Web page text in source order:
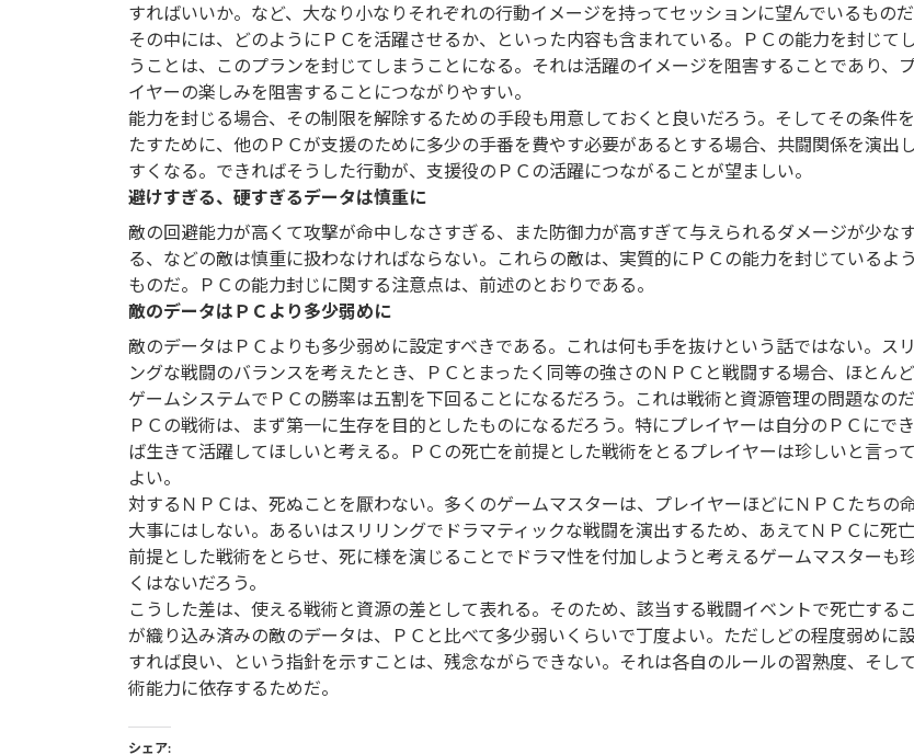
すればいいか。など、大なり小なりそれぞれの行動イメージを持ってセッションに望んでいるものだ
その中には、どのようにＰＣを活躍させるか、といった内容も含まれている。ＰＣの能力を封じて
うことは、このプランを封じてしまうことになる。それは活躍のイメージを阻害することであり、
イヤーの楽しみを阻害することにつながりやすい。
能力を封じる場合、その制限を解除するための手段も用意しておくと良いだろう。そしてその条件
たすために、他のＰＣが支援のために多少の手番を費やす必要があるとする場合、共闘関係を演出
すくなる。できればそうした行動が、支援役のＰＣの活躍につながることが望ましい。
避けすぎる、硬すぎるデータは慎重に
敵の回避能力が高くて攻撃が命中しなさすぎる、また防御力が高すぎて与えられるダメージが少な
る、などの敵は慎重に扱わなければならない。これらの敵は、実質的にＰＣの能力を封じているよ
ものだ。ＰＣの能力封じに関する注意点は、前述のとおりである。
敵のデータはＰＣより多少弱めに
敵のデータはＰＣよりも多少弱めに設定すべきである。これは何も手を抜けという話ではない。ス
ングな戦闘のバランスを考えたとき、ＰＣとまったく同等の強さのＮＰＣと戦闘する場合、ほとん
ゲームシステムでＰＣの勝率は五割を下回ることになるだろう。これは戦術と資源管理の問題なのだ
ＰＣの戦術は、まず第一に生存を目的としたものになるだろう。特にプレイヤーは自分のＰＣにで
ば生きて活躍してほしいと考える。ＰＣの死亡を前提とした戦術をとるプレイヤーは珍しいと言っ
よい。
対するＮＰＣは、死ぬことを厭わない。多くのゲームマスターは、プレイヤーほどにＮＰＣたちの
大事にはしない。あるいはスリリングでドラマティックな戦闘を演出するため、あえてＮＰＣに死
前提とした戦術をとらせ、死に様を演じることでドラマ性を付加しようと考えるゲームマスターも
くはないだろう。
こうした差は、使える戦術と資源の差として表れる。そのため、該当する戦闘イベントで死亡する
が織り込み済みの敵のデータは、ＰＣと比べて多少弱いくらいで丁度よい。ただしどの程度弱めに
すれば良い、という指針を示すことは、残念ながらできない。それは各自のルールの習熟度、そし
術能力に依存するためだ。
シェア: